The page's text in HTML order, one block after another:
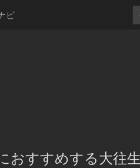
ビ
おすすめする大往